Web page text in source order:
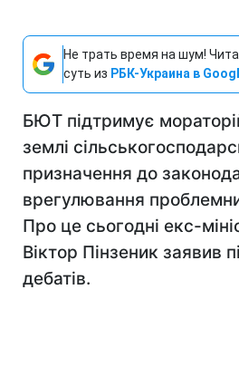
Не трать время на шум!
суть из РБК-Украина в
БЮТ підтримує
землі
призначення до
врегулювання
Про це сьогодні екс-
Віктор Пінзеник заявив
дебатів.